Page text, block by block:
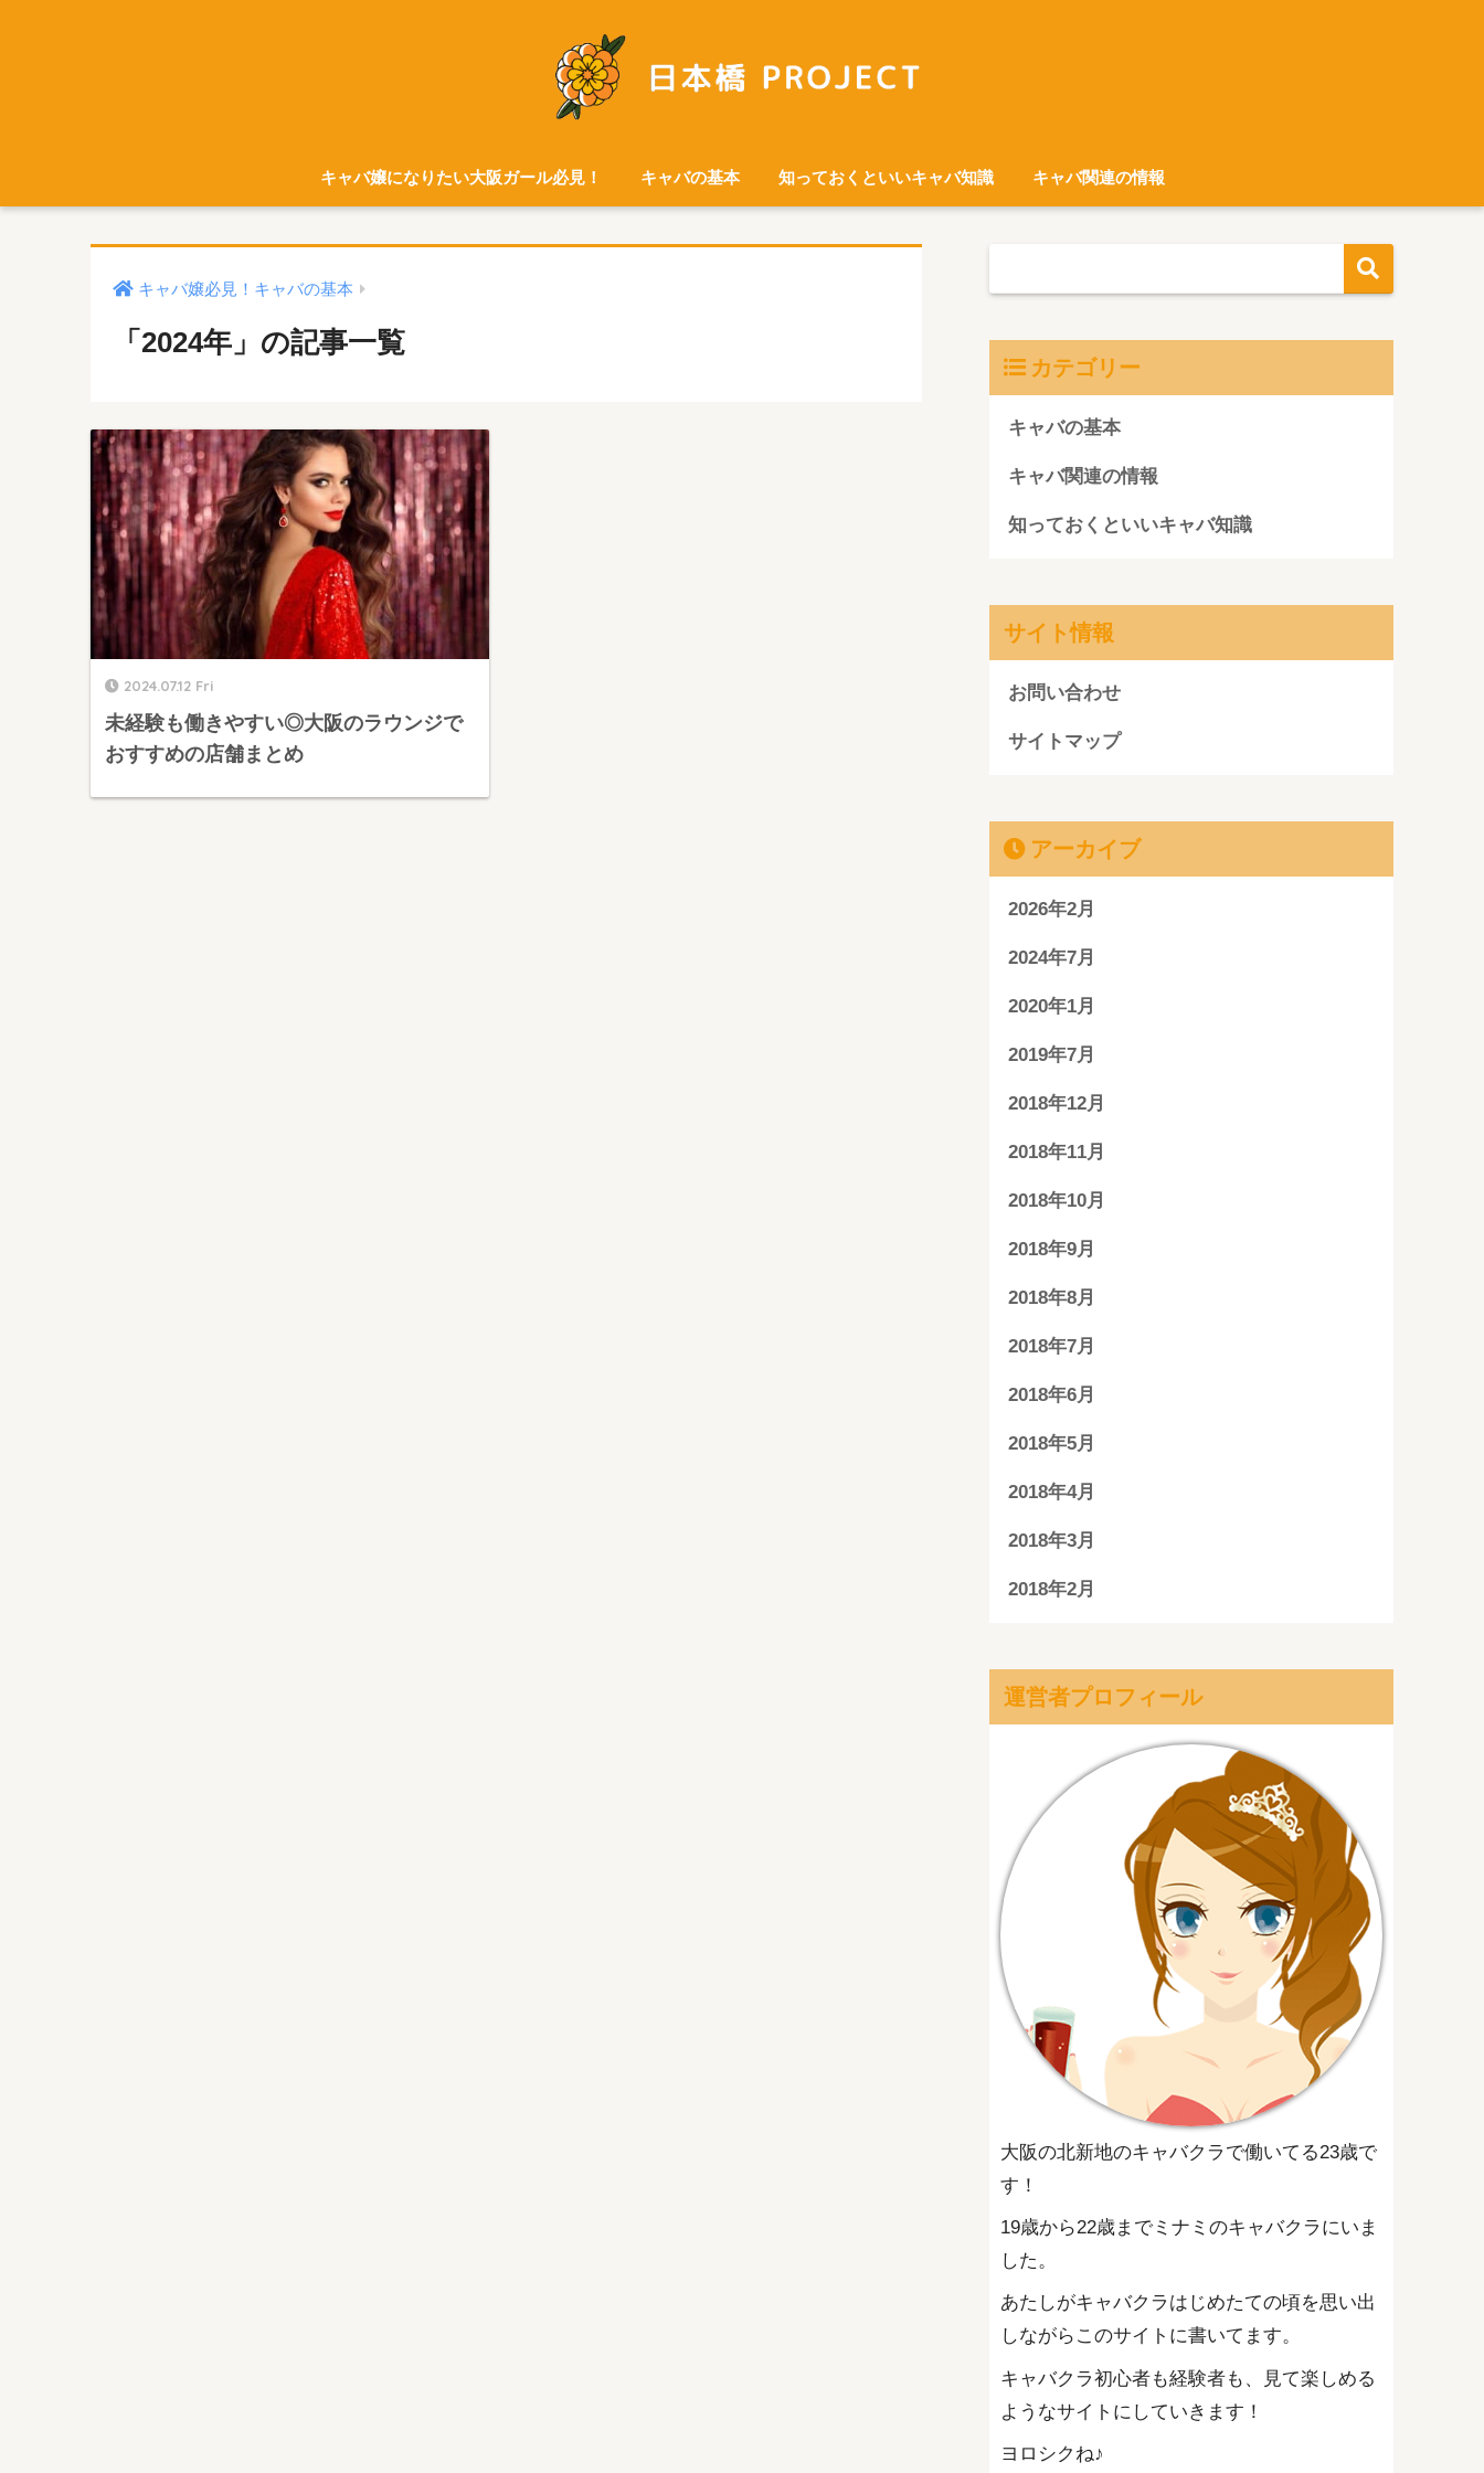
キャバ嬢になりたい大阪ガール必見！ キャバの基本 知っておくといいキャバ知識 キャバ関連の情報
キャバ嬢必見！キャバの基本
「2024年」の記事一覧
2024.07.12 Fri
未経験も働きやすい◎大阪のラウンジで
おすすめの店舗まとめ
カテゴリー
キャバの基本
キャバ関連の情報
知っておくといいキャバ知識
サイト情報
お問い合わせ
サイトマップ
アーカイブ
2026年2月
2024年7月
2020年1月
2019年7月
2018年12月
2018年11月
2018年10月
2018年9月
2018年8月
2018年7月
2018年6月
2018年5月
2018年4月
2018年3月
2018年2月
運営者プロフィール
大阪の北新地のキャバクラで働いてる23歳で
す！
19歳から22歳までミナミのキャバクラにいま
した。
あたしがキャバクラはじめたての頃を思い出
しながらこのサイトに書いてます。
キャバクラ初心者も経験者も、見て楽しめる
ようなサイトにしていきます！
ヨロシクね♪